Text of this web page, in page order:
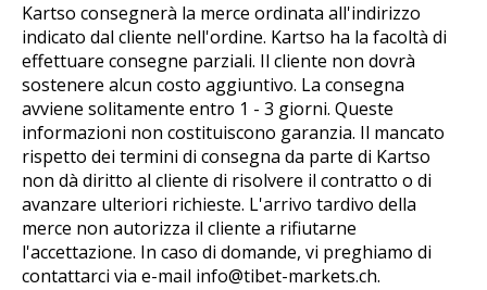
Kartso consegnerà la merce ordinata all'indirizzo
indicato dal cliente nell'ordine. Kartso ha la facoltà di
effettuare consegne parziali. Il cliente non dovrà
sostenere alcun costo aggiuntivo. La consegna
avviene solitamente entro 1 - 3 giorni. Queste
informazioni non costituiscono garanzia. Il mancato
rispetto dei termini di consegna da parte di Kartso
non dà diritto al cliente di risolvere il contratto o di
avanzare ulteriori richieste. L'arrivo tardivo della
merce non autorizza il cliente a rifiutarne
l'accettazione. In caso di domande, vi preghiamo di
contattarci via e-mail info@tibet-markets.ch.